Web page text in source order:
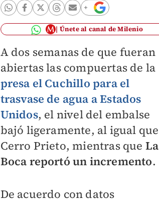
Únete al canal de Milenio
A dos semanas de que fueran
abiertas las compuertas de la
presa el Cuchillo para el
trasvase de agua a Estados
Unidos, el nivel del embalse
bajó ligeramente, al igual que
Cerro Prieto, mientras que La
Boca reportó un incremento.
De acuerdo con datos